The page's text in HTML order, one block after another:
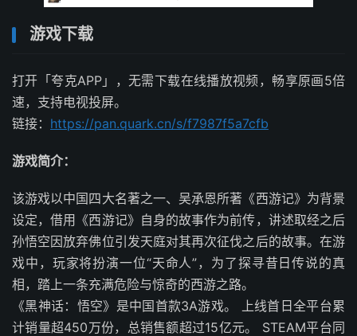
游戏下载
打开「夸克APP」，无需下载在线播放视频，畅享原画5倍
速，支持电视投屏。
链接： https://pan.quark.cn/s/f7987f5a7cfb
游戏简介：
该游戏以中国四大名著之一、吴承恩所著《西游记》为背景
设定，借用《西游记》自身的故事作为前传，讲述取经之后
孙悟空因放弃佛位引发天庭对其再次征伐之后的故事。在游
戏中，玩家将扮演一位“天命人”，为了探寻昔日传说的真
相，踏上一条充满危险与惊奇的西游之路。
《黑神话：悟空》是中国首款3A游戏。 上线首日全平台累
计销量超450万份，总销售额超过15亿元。 STEAM平台同